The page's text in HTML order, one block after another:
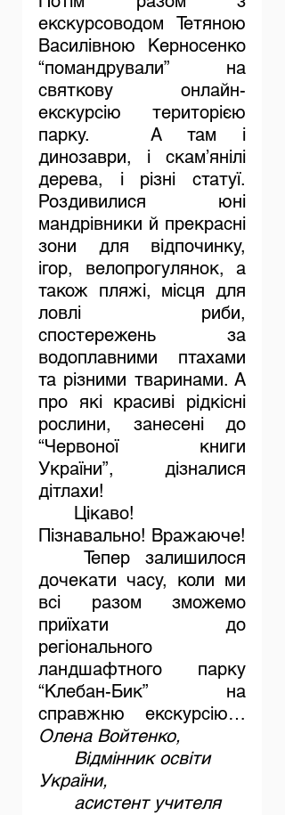
екскурсоводом Тетяною
Василівною Керносенко
“помандрували” на
святкову онлайн-
екскурсію територією
парку. 	А там і
динозаври, і скам’янілі
дерева, і різні статуї.
Роздивилися юні
мандрівники й прекрасні
зони для відпочинку,
ігор, велопрогулянок, а
також пляжі, місця для
ловлі риби,
спостережень за
водоплавними птахами
та різними тваринами. А
про які красиві рідкісні
рослини, занесені до
“Червоної книги
України”, дізналися
дітлахи!
Пізнавально! Вражаюче!
дочекати часу, коли ми
всі разом зможемо
приїхати до
регіонального
ландшафтного парку
“Клебан-Бик” на
Олена Войтенко,
України,